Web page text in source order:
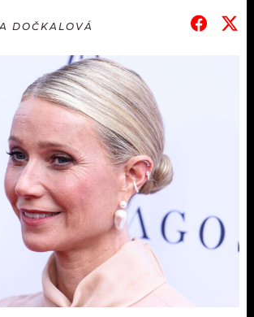
DOČKALOVÁ